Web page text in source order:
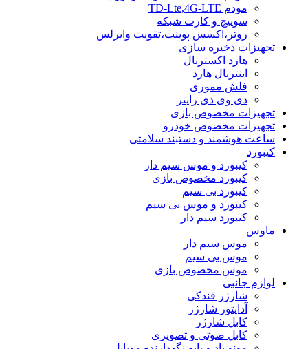
مودم TD-Lte,4G-LTE
سوییچ و کارت شبکه
روتر،اکسس پوینت،تقویت وایرلس
تجهیزات ذخیره سازی
هارد اکسترنال
اینترنال هارد
فلش مموری
دی وی دی رایتر
تجهیزات مخصوص بازی
تجهیزات مخصوص خودرو
ساعت هوشمند و دستبند سلامتی
کیبورد
کیبورد و موس سیم دار
کیبورد مخصوص بازی
کیبورد بی سیم
کیبورد و موس بی سیم
کیبورد سیم دار
ماوس
موس سیم دار
موس بی سیم
موس مخصوص بازی
لوازم جانبی
شارژر فندکی
آداپتور شارژر
کابل شارژر
کابل صوتی و تصویری